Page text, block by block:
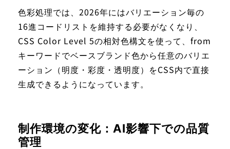
色彩処理では、2026年にはバリエーション毎の
16進コードリストを維持する必要がなくなり、
CSS Color Level 5の相対色構文を使って、from
キーワードでベースブランド色から任意のバリエ
ーション（明度・彩度・透明度）をCSS内で直接
生成できるようになっています。
制作環境の変化：AI影響下での品質
管理